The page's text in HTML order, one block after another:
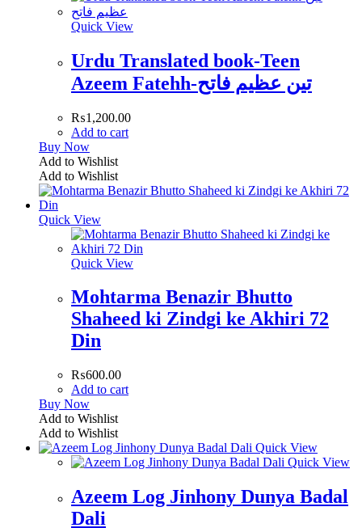
Quick View
Urdu Translated book-Teen
Azeem Fatehh-تین عظیم فاتح
₨1,200.00
Add to cart
Buy Now
Add to Wishlist
Add to Wishlist
Quick View
Quick View
Mohtarma Benazir Bhutto
Shaheed ki Zindgi ke Akhiri 72
Din
₨600.00
Add to cart
Buy Now
Add to Wishlist
Add to Wishlist
Quick View
Quick View
Azeem Log Jinhony Dunya Badal
Dali